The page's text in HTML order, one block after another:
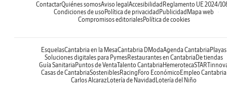
ContactarQuiénes somosAviso legal Accesibilidad Reglamento UE 2024/
Condiciones de uso Política de privacidad Publicidad Mapa web
Compromisos editorialesPolítica de cookies
EsquelasCantabria en la MesaCantabria DModaAgenda Cantabria Playas
Soluciones digitales para PymesRestaurantes en Cantabria De tiendas
Guía Sanitaria Puntos de VentaTalento Cantabria Hemeroteca
Casas de CantabriaSosteniblesRacing Foro Económico Empleo Cantabria
Carlos AlcarazLotería de Navidad Lotería del Niño